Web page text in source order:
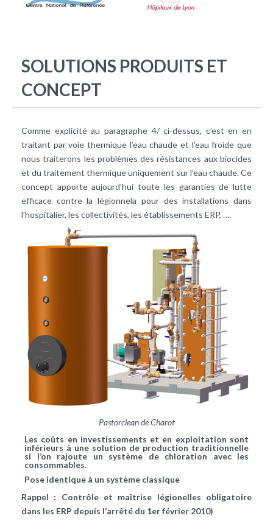
SOLUTIONS PRODUITS ET
CONCEPT
Comme explicité au paragraphe 4/ ci-dessus, c’est en en
traitant par voie thermique l’eau chaude et l’eau froide que
nous traiterons les problèmes des résistances aux biocides
et du traitement thermique uniquement sur l’eau chaude. Ce
concept apporte aujourd’hui toute les garanties de lutte
efficace contre la légionnela pour des installations dans
l’hospitalier, les collectivités, les établissements ERP, ….
Pastorclean de Charot
Les coûts en investissements et en exploitation sont
inférieurs à une solution de production traditionnelle
si l’on rajoute un système de chloration avec les
consommables.
Pose identique à un système classique
Rappel : Contrôle et maîtrise légionelles obligatoire
dans les ERP depuis l’arrêté du 1er février 2010)